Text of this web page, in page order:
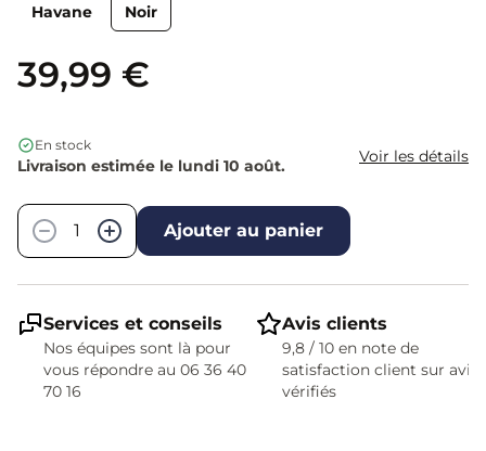
Havane
Noir
39,99 €
En stock
Livraison estimée le lundi 10 août. Voir les détails
−
+ Ajouter au panier
Services et conseils
Nos équipes sont là pour
vous répondre au 06 36 40
70 16
Avis clients
9,8 / 10 en note de
satisfaction client sur avis
vérifiés